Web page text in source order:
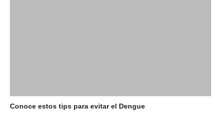
Conoce estos tips para evitar el Dengue